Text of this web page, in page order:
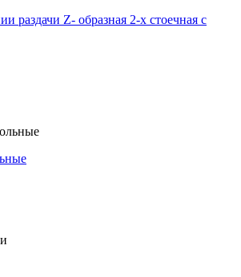
раздачи Z- образная 2-х стоечная с